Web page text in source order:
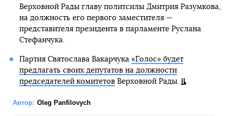
Верховной Рады главу политсилы Дмитрия Разумкова,
на должность его первого заместителя —
представителя президента в парламенте Руслана
Стефанчука.
Партия Святослава Вакарчука «Голос» будет
предлагать своих депутатов на должности
председателей комитетовВерховной Рады.
Автор: Oleg Panfilovych